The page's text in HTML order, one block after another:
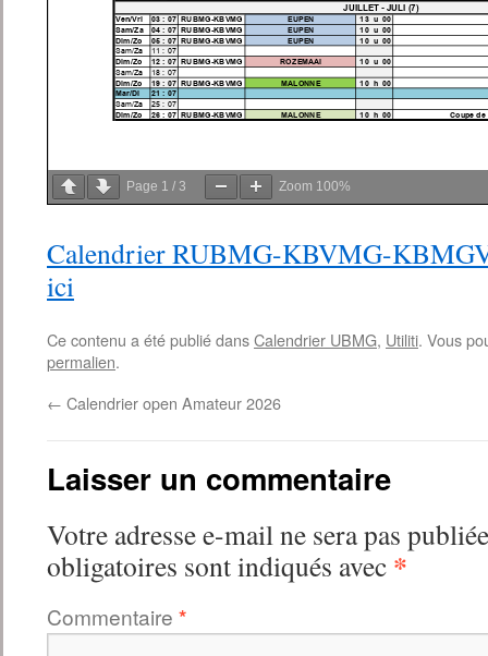
Page 1 / 3 Zoom 100%
Calendrier RUBMG-KBVMG-
ici
Ce contenu a été publié dansCalendrier UBMG, Utiliti. Vous
permalien.
← Calendrier open Amateur 2026
Laisser un commentaire
Votre adresse e-mail ne sera pas
obligatoires sont indiqués avec *
Commentaire *